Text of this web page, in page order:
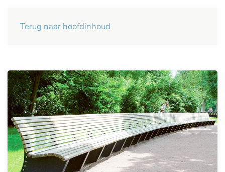
Terug naar hoofdinhoud